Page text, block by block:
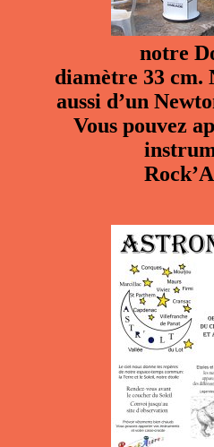
notre
diamètre 33 cm.
aussi d’un
Vous pouvez